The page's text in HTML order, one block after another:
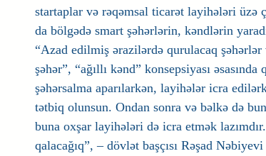
startaplar və rəqəmsal ticarət layihələri üzə
da bölgədə smart şəhərlərin, kəndlərin
“Azad edilmiş ərazilərdə qurulacaq
şəhər”, “ağıllı kənd” konsepsiyası
şəhərsalma aparılarkən, layihələr icra
tətbiq olunsun. Ondan sonra və bəlkə də
buna oxşar layihələri də icra etmək
qalacağıq”, – dövlət başçısı Rəşad